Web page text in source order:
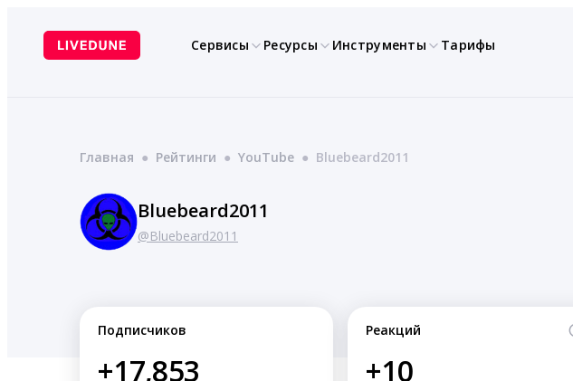
содержимому
Сервисы Ресурсы Инструменты Тарифы
Главная ● Рейтинги ● YouTube ● Bluebeard2011
Bluebeard2011
@Bluebeard2011
Подписчиков
+17,853
Реакций
+10